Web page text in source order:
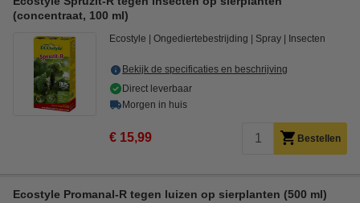
(concentraat, 100 ml)
Ecostyle Ongediertebestrijding Spray Insecten
Bekijk de specificaties en beschrijving
Direct leverbaar
Morgen in huis
€ 15,99 Bestellen
Ecostyle Promanal-R tegen luizen op sierplanten (500 ml)